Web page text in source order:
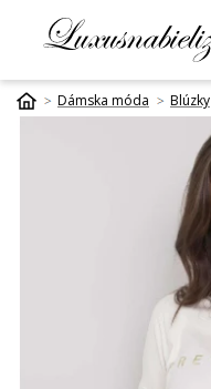
Dámska móda Blúzky